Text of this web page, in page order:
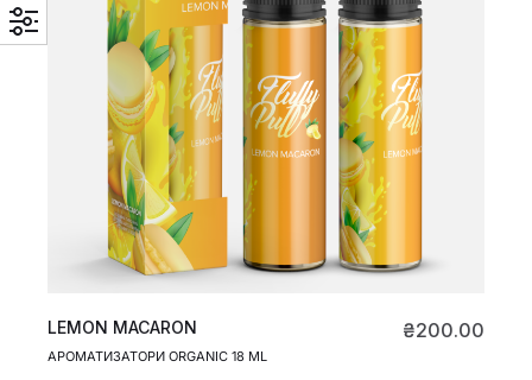
LEMON MACARON
АРОМАТИЗАТОРИ ORGANIC 18 ML
₴200.00